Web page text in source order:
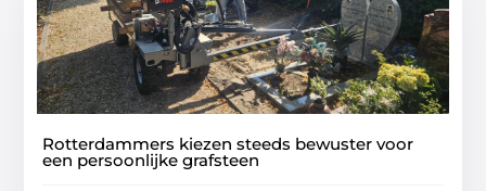
Rotterdammers kiezen steeds bewuster voor
een persoonlijke grafsteen